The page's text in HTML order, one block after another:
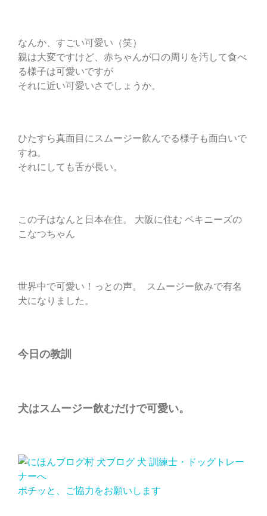
なんか、すごい可愛い（笑）
親は大変ですけど、赤ちゃんが口の周りを汚して食べ
る様子は可愛いですが
それに近い可愛いさでしょうか。
ひたすら真面目にスムージー飲んでる様子も面白いで
すね。
それにしても舌が長い。
この子はなんと日本在住。 大阪に住む ペキニーズの
こなつちゃん
世界中で可愛い！っとの声。 スムージー飲みで有名
犬になりました。
今日の教訓
犬はスムージー飲むだけで可愛い。
ポチッと、ご協力をお願いします